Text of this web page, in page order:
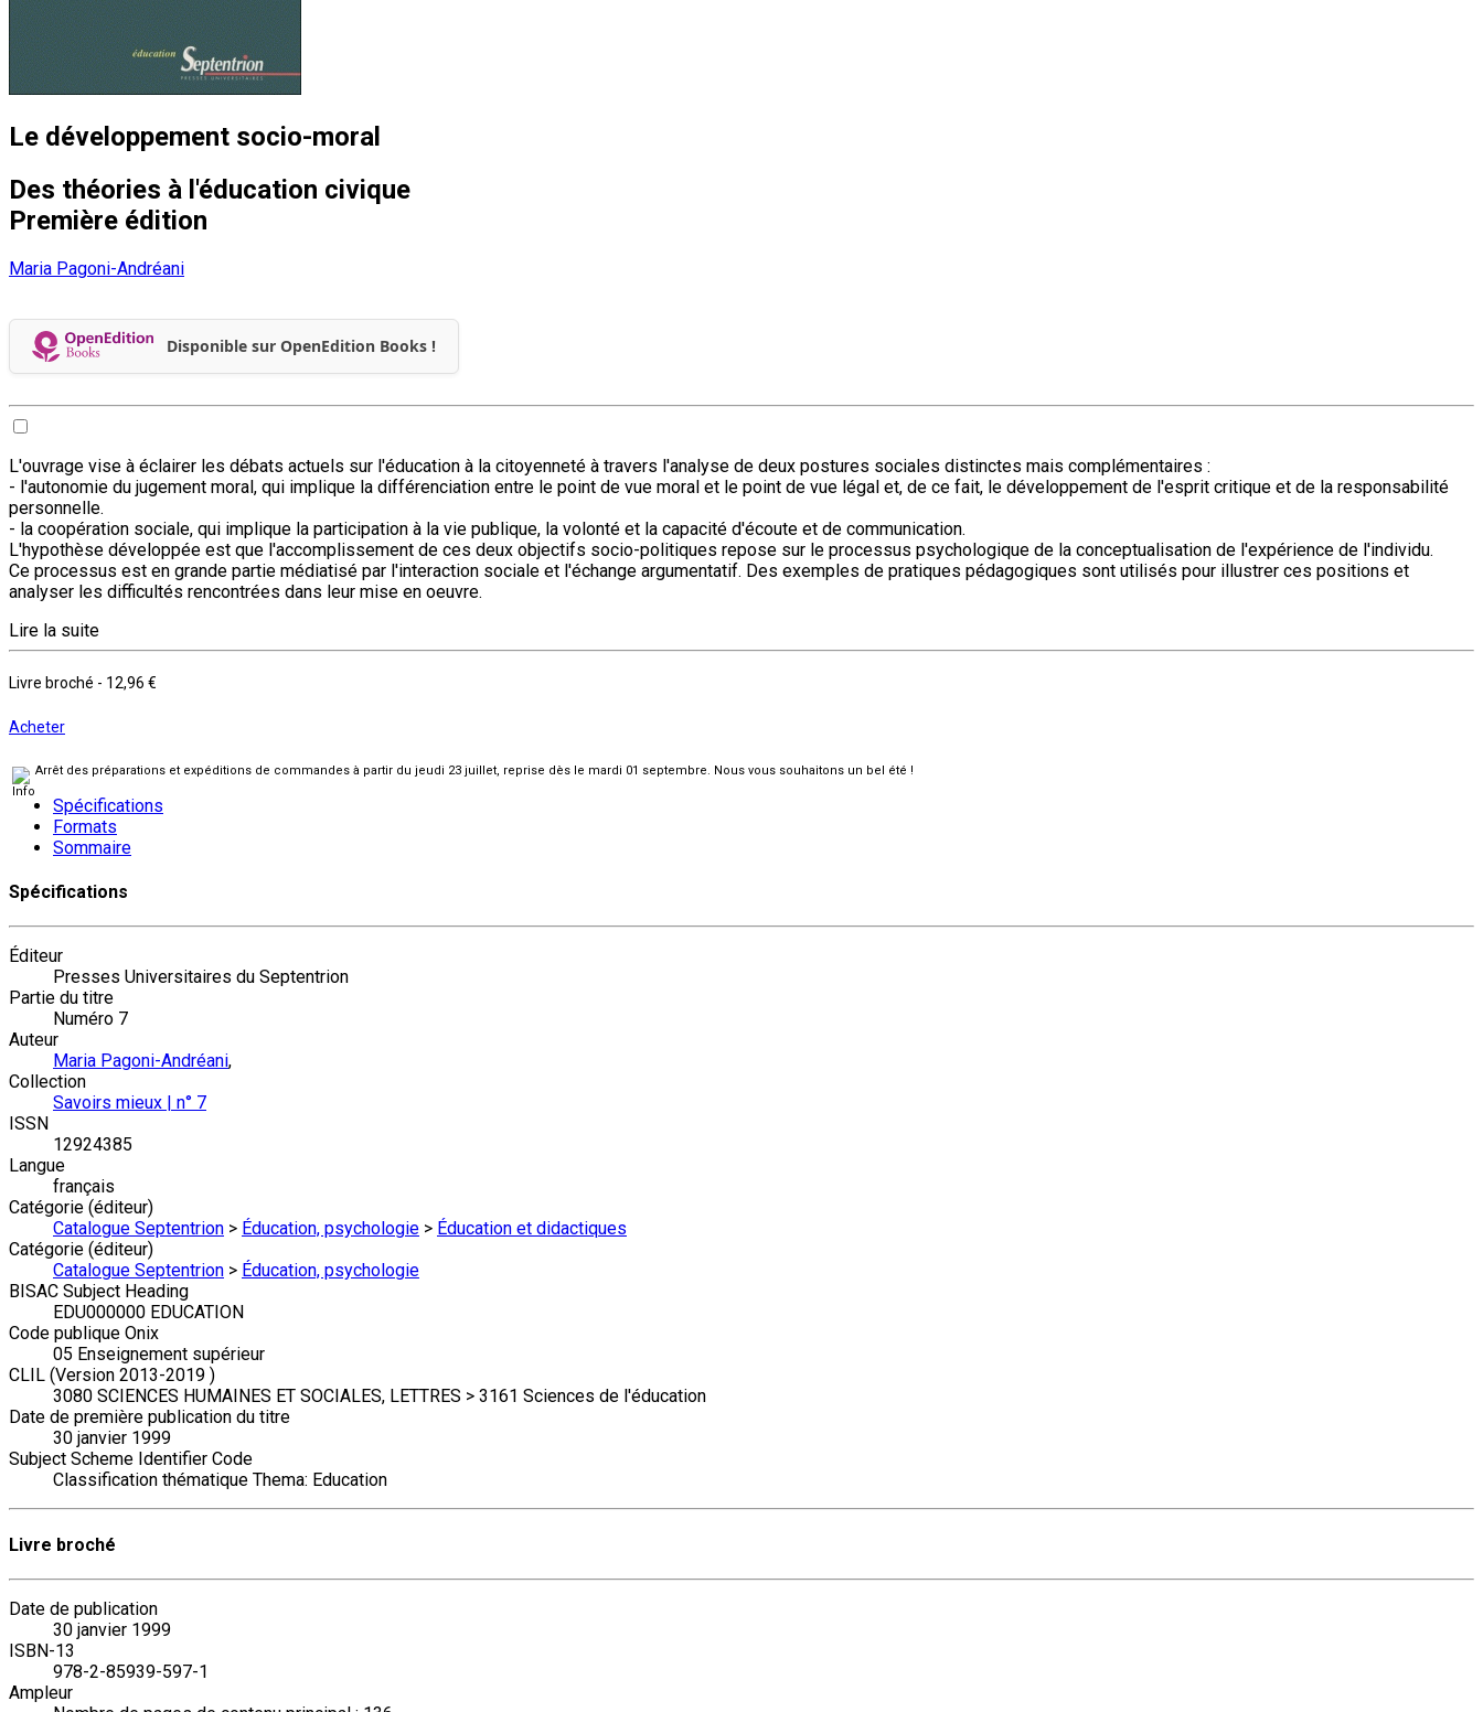
Le développement socio-moral
Des théories à l'éducation civique
Première édition
Maria Pagoni-Andréani
Disponible sur OpenEdition Books !
L'ouvrage vise à éclairer les débats actuels sur l'éducation à la citoyenneté à travers l'analyse de deux postures sociales distinctes mais complémentaires :
- l'autonomie du jugement moral, qui implique la différenciation entre le point de vue moral et le point de vue légal et, de ce fait, le développement de l'esprit critique et de la responsabilité
personnelle.
- la coopération sociale, qui implique la participation à la vie publique, la volonté et la capacité d'écoute et de communication.
L'hypothèse développée est que l'accomplissement de ces deux objectifs socio-politiques repose sur le processus psychologique de la conceptualisation de l'expérience de l'individu.
Ce processus est en grande partie médiatisé par l'interaction sociale et l'échange argumentatif. Des exemples de pratiques pédagogiques sont utilisés pour illustrer ces positions et
analyser les difficultés rencontrées dans leur mise en oeuvre.
Lire la suite
Livre broché - 12,96 €
Acheter
Arrêt des préparations et expéditions de commandes à partir du jeudi 23 juillet, reprise dès le mardi 01 septembre. Nous vous souhaitons un bel été !
Spécifications
Formats
Sommaire
Spécifications
Éditeur
Presses Universitaires du Septentrion
Partie du titre
Numéro 7
Auteur
Maria Pagoni-Andréani,
Collection
Savoirs mieux | n° 7
ISSN
12924385
Langue
français
Catégorie (éditeur)
Catalogue Septentrion > Éducation, psychologie > Éducation et didactiques
Catégorie (éditeur)
Catalogue Septentrion > Éducation, psychologie
BISAC Subject Heading
EDU000000 EDUCATION
Code publique Onix
05 Enseignement supérieur
CLIL (Version 2013-2019 )
3080 SCIENCES HUMAINES ET SOCIALES, LETTRES > 3161 Sciences de l'éducation
Date de première publication du titre
30 janvier 1999
Subject Scheme Identifier Code
Classification thématique Thema: Education
Livre broché
Date de publication
30 janvier 1999
ISBN-13
978-2-85939-597-1
Ampleur